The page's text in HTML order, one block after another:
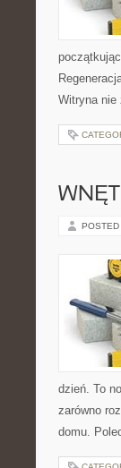
Witryna
POSTED
dzień. To
zarówno
domu.